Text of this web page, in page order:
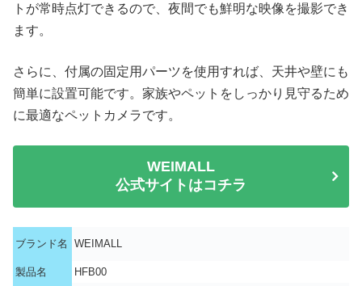
トが常時点灯できるので、夜間でも鮮明な映像を撮影でき
ます。
さらに、付属の固定用パーツを使用すれば、天井や壁にも
簡単に設置可能です。家族やペットをしっかり見守るため
に最適なペットカメラです。
WEIMALL
公式サイトはコチラ
ブランド名 WEIMALL
製品名
HFB00